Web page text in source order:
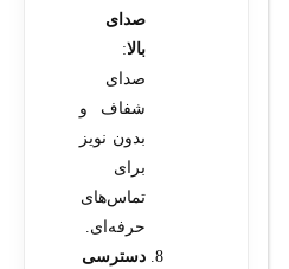
صدای
بالا:
صدای
شفاف و
بدون نویز
برای
تماس‌های
حرفه‌ای.
دسترسی